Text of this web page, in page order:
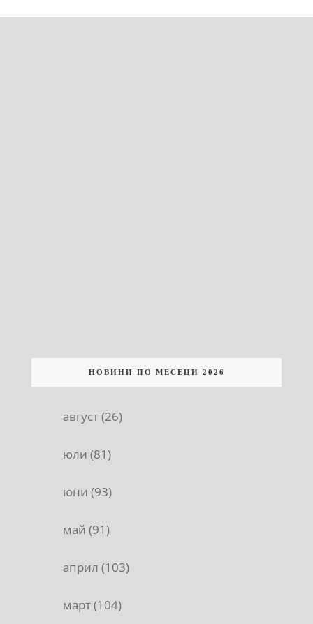
НОВИНИ ПО МЕСЕЦИ 2026
август (26)
юли (81)
юни (93)
май (91)
април (103)
март (104)